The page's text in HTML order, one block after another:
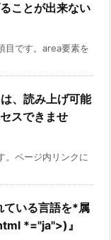
ことが出来ない
目です。area要素を
、読み上げ可能
スできませ
。ページ内リンクに
いる言語を*属
*="ja">)』